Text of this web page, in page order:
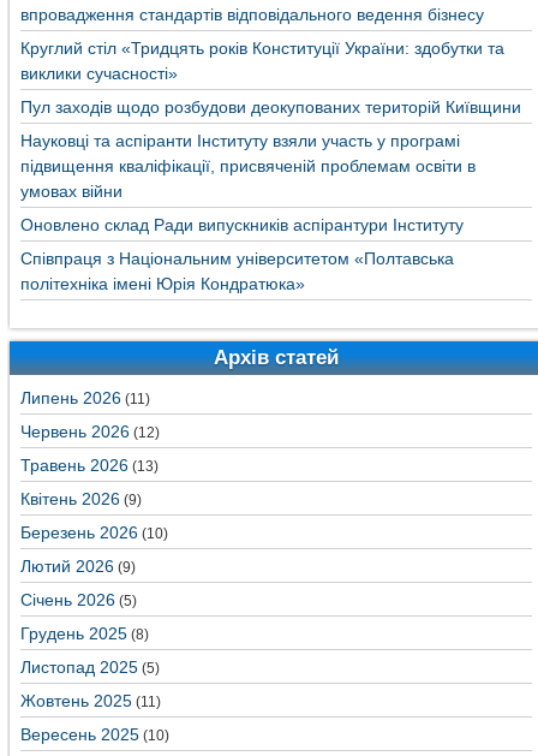
впровадження стандартів відповідального ведення бізнесу
Круглий стіл «Тридцять років Конституції України: здобутки та
виклики сучасності»
Пул заходів щодо розбудови деокупованих територій Київщини
Науковці та аспіранти Інституту взяли участь у програмі
підвищення кваліфікації, присвяченій проблемам освіти в
умовах війни
Оновлено склад Ради випускників аспірантури Інституту
Співпраця з Національним університетом «Полтавська
політехніка імені Юрія Кондратюка»
Архів статей
Липень 2026 (11)
Червень 2026 (12)
Травень 2026 (13)
Квітень 2026 (9)
Березень 2026 (10)
Лютий 2026 (9)
Січень 2026 (5)
Грудень 2025 (8)
Листопад 2025 (5)
Жовтень 2025 (11)
Вересень 2025 (10)